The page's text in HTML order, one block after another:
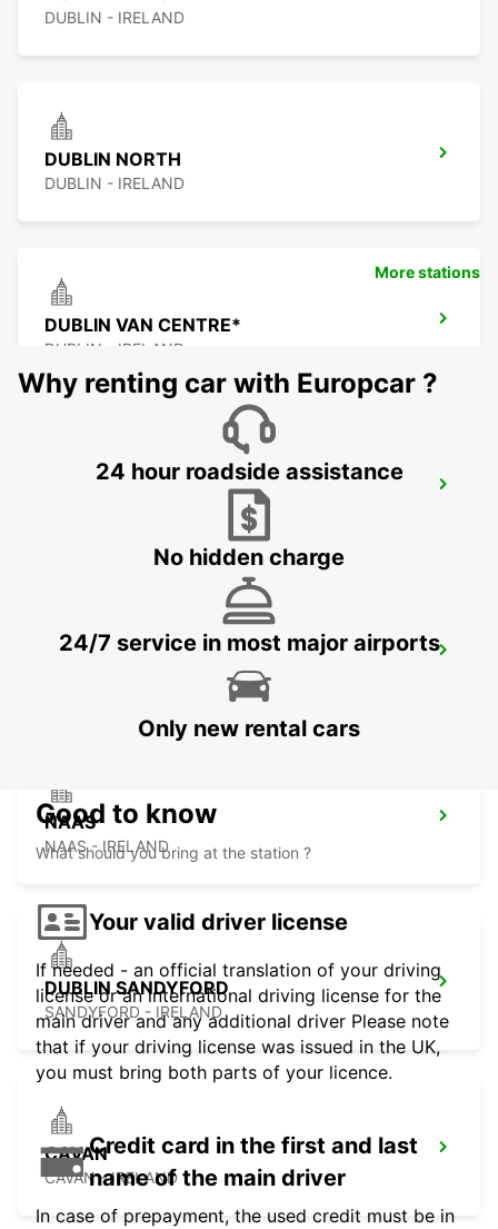
DUBLIN - IRELAND
DUBLIN NORTH
DUBLIN - IRELAND
DUBLIN VAN CENTRE*
DUBLIN - IRELAND
DUBLIN SPENCER DOCK
DUBLIN SOUTH
NAAS
NAAS - IRELAND
DUBLIN SANDYFORD
SANDYFORD - IRELAND
CAVAN
CAVAN - IRELAND
More stations
Why renting car with Europcar ?
24 hour roadside assistance
No hidden charge
24/7 service in most major airports
Only new rental cars
Good to know
What should you bring at the station ?
Your valid driver license
If needed - an official translation of your driving
license or an international driving license for the
main driver and any additional driver Please note
that if your driving license was issued in the UK,
you must bring both parts of your licence.
Credit card in the first and last
name of the main driver
In case of prepayment, the used credit must be in